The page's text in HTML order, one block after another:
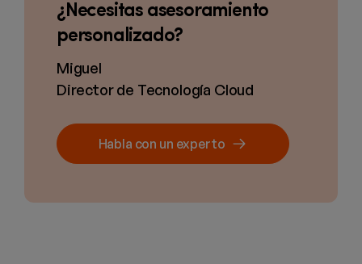
¿Necesitas asesoramiento
personalizado?
Miguel
Director de Tecnología Cloud
Habla con un experto